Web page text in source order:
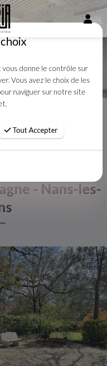
- Nans-les-
donne le contrôle sur
Vous avez le choix de les
naviguer sur notre site
Tout Accepter